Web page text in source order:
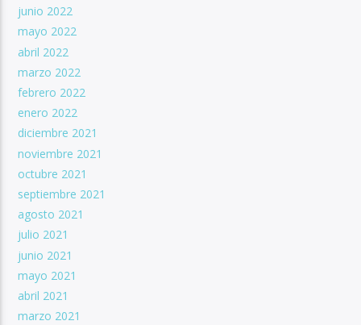
junio 2022
mayo 2022
abril 2022
marzo 2022
febrero 2022
enero 2022
diciembre 2021
noviembre 2021
octubre 2021
septiembre 2021
agosto 2021
julio 2021
junio 2021
mayo 2021
abril 2021
marzo 2021